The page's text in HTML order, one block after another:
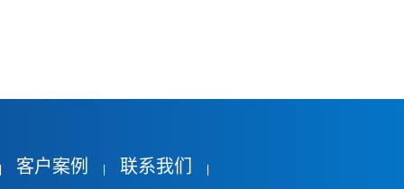
客户案例 联系我们